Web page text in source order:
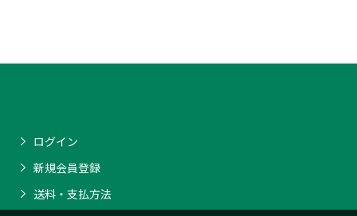
ログイン
新規会員登録
送料・支払方法